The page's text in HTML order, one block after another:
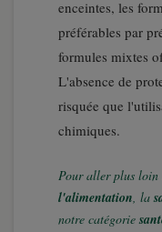
enceintes, les
préférables par
formules mixtes
L'absence de
risquée que
chimiques.
Pour aller plus loin
l'alimentation, la
notre catégorie